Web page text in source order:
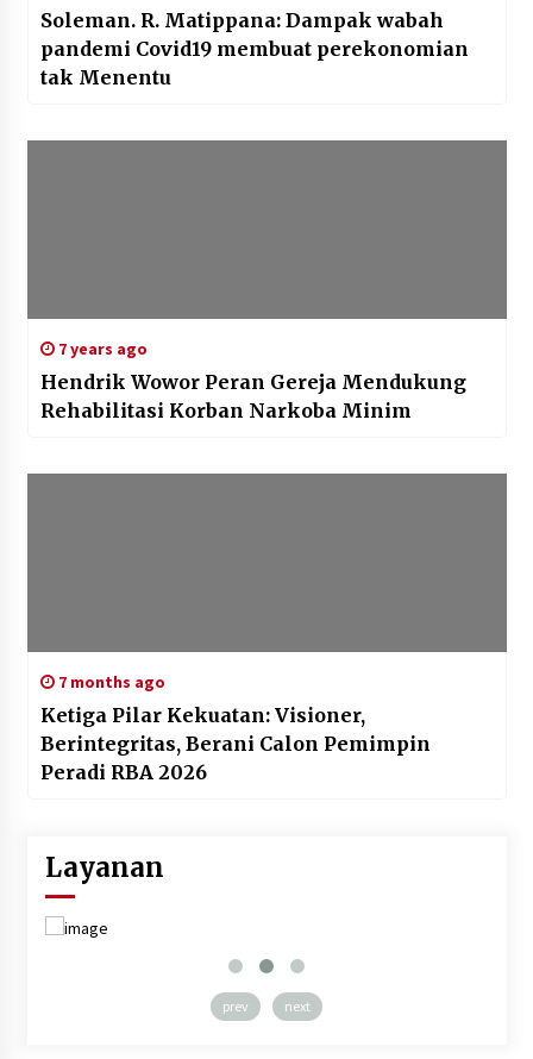
Soleman. R. Matippana: Dampak wabah
pandemi Covid19 membuat perekonomian
tak Menentu
7 years ago
Hendrik Wowor Peran Gereja Mendukung
Rehabilitasi Korban Narkoba Minim
7 months ago
Ketiga Pilar Kekuatan: Visioner,
Berintegritas, Berani Calon Pemimpin
Peradi RBA 2026
Layanan
prev next